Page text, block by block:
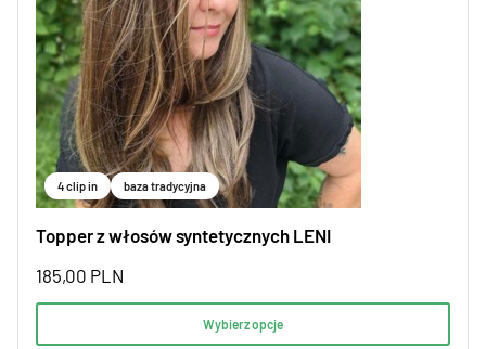
4 clip in baza tradycyjna
Topper z włosów syntetycznych LENI
185,00 PLN
Wybierz opcje